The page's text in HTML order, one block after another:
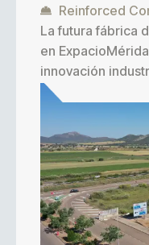
Reinforced
La futura fábrica
en
innovación